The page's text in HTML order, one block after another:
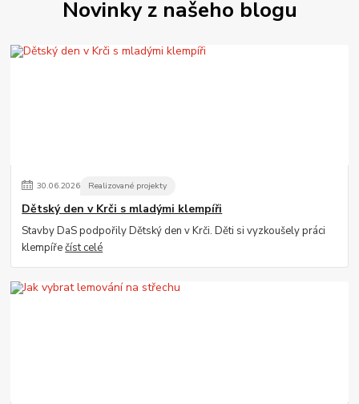
Novinky z našeho blogu
30.06.2026 Realizované projekty
Dětský den v Krči s mladými klempíři
Stavby DaS podpořily Dětský den v Krči. Děti si vyzkoušely práci
klempířečíst celé